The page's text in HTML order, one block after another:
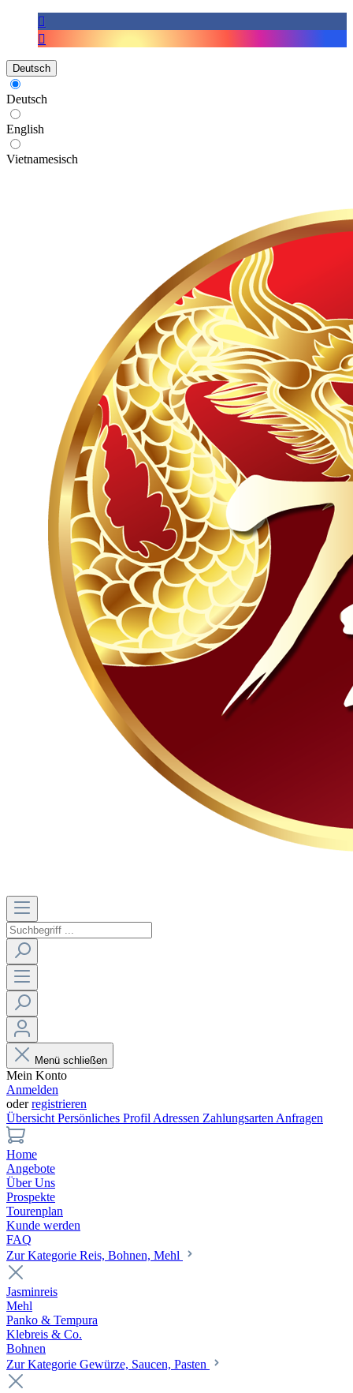
Deutsch
Deutsch
English
Vietnamesisch
Menü schließen
Mein Konto
Anmelden
oderregistrieren
Übersicht Persönliches Profil Adressen Zahlungsarten Anfragen
Home
Angebote
Über Uns
Prospekte
Tourenplan
Kunde werden
FAQ
Zur Kategorie Reis, Bohnen, Mehl
Jasminreis
Mehl
Panko & Tempura
Klebreis & Co.
Bohnen
Zur Kategorie Gewürze, Saucen, Pasten